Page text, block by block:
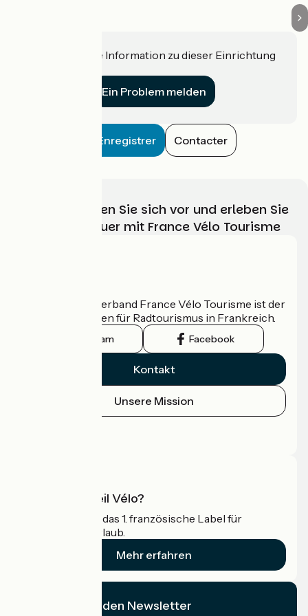
Haben Sie eine Information zu dieser Einrichtung
Ein Problem melden
Enregistrer Contacter
Wählen, bereiten Sie sich vor und erleben Sie
Ihr Radabenteuer mit France Vélo Tourisme
Der nationale Verband France Vélo Tourisme ist der
offizielle Leitfaden für Radtourismus in Frankreich.
Instagram Facebook
Kontakt
Unsere Mission
Was ist Accueil Vélo?
Accueil Vélo ist das 1. französische Label für
Radfahrer im Urlaub.
Mehr erfahren
Ich abonniere den Newsletter